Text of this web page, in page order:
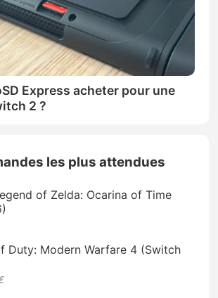
Express acheter pour une
2 ?
les plus attendues
of Zelda: Ocarina of Time
Duty: Modern Warfare 4 (Switch